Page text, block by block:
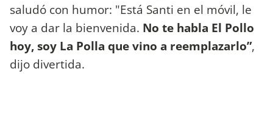
saludó con humor: "Está Santi en el móvil, le
voy a dar la bienvenida. No te habla El Pollo
hoy, soy La Polla que vino a reemplazarlo”,
dijo divertida.